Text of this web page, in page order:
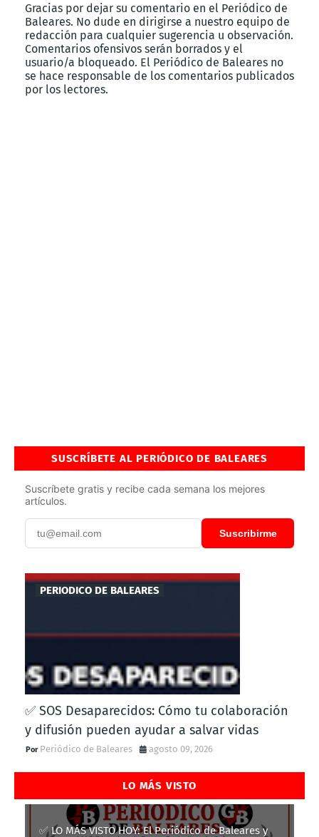
Gracias por dejar su comentario en el Periódico de
Baleares. No dude en dirigirse a nuestro equipo de
redacción para cualquier sugerencia u observación.
Comentarios ofensivos serán borrados y el
usuario/a bloqueado. El Periódico de Baleares no
se hace responsable de los comentarios publicados
por los lectores.
SUSCRÍBETE AL PERIÓDICO DE BALEARES
Suscríbete gratis y recibe cada semana los mejores
artículos.
Suscribirme
PERIODICO DE BALEARES
✅ SOS Desaparecidos: Cómo tu colaboración
y difusión pueden ayudar a salvar vidas
Periódico de Baleares agosto 09, 2026
LO MÁS VISTO
✅ LO MÁS VISTO HOY: El Periódico de Baleares y